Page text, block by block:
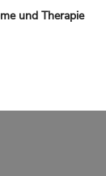
und Therapie